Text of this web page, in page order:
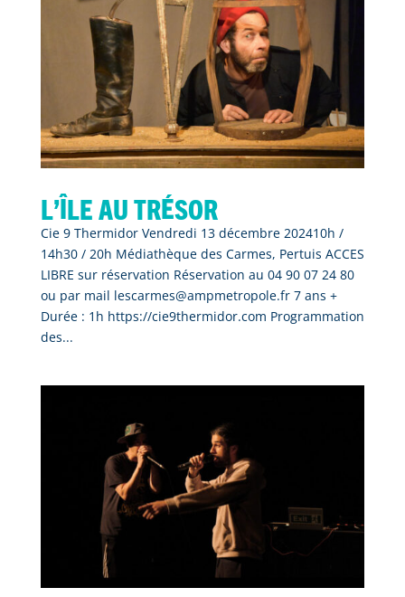
L’île au trésor
Cie 9 Thermidor Vendredi 13 décembre 202410h /
14h30 / 20h Médiathèque des Carmes, Pertuis ACCES
LIBRE sur réservation Réservation au 04 90 07 24 80
ou par mail lescarmes@ampmetropole.fr 7 ans +
Durée : 1h https://cie9thermidor.com Programmation
des...